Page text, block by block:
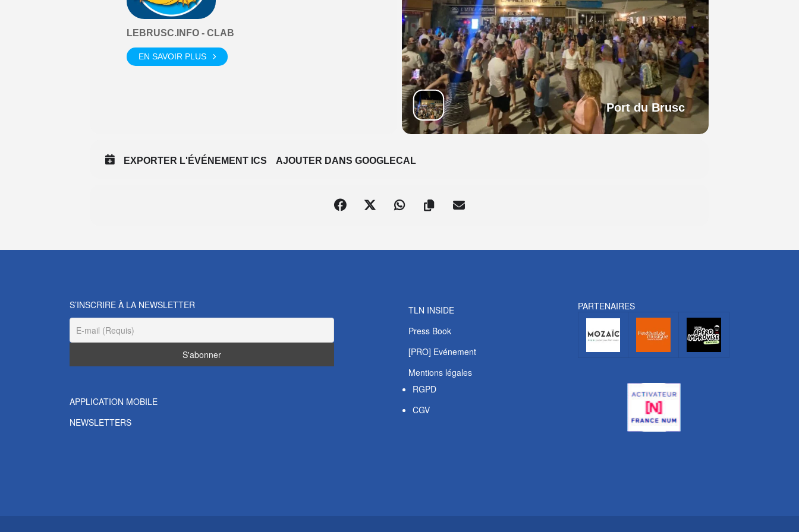
LEBRUSC.INFO - CLAB
EN SAVOIR PLUS
Port du Brusc
EXPORTER L'ÉVÉNEMENT ICS AJOUTER DANS GOOGLECAL
S’INSCRIRE À LA NEWSLETTER
APPLICATION MOBILE
NEWSLETTERS
TLN INSIDE
Press Book
[PRO] Evénement
Mentions légales
RGPD
CGV
PARTENAIRES